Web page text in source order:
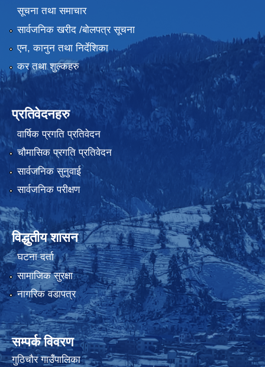
सूचना तथा समाचार
सार्वजनिक खरीद /बोलपत्र सूचना
एन, कानुन तथा निर्देशिका
कर तथा शुल्कहरु
प्रतिवेदनहरु
वार्षिक प्रगति प्रतिवेदन
चौमासिक प्रगति प्रतिवेदन
सार्वजनिक सुनुवाई
सार्वजनिक परीक्षण
विद्धुतीय शासन
घटना दर्ता
सामाजिक सुरक्षा
नागरिक वडापत्र
सम्पर्क विवरण
गुठिचौर गाउँपालिका